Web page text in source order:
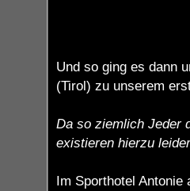
Und so ging es dann
(Tirol) zu unserem
Da so ziemlich Jeder
existieren hierzu
Im Sporthotel Antonie